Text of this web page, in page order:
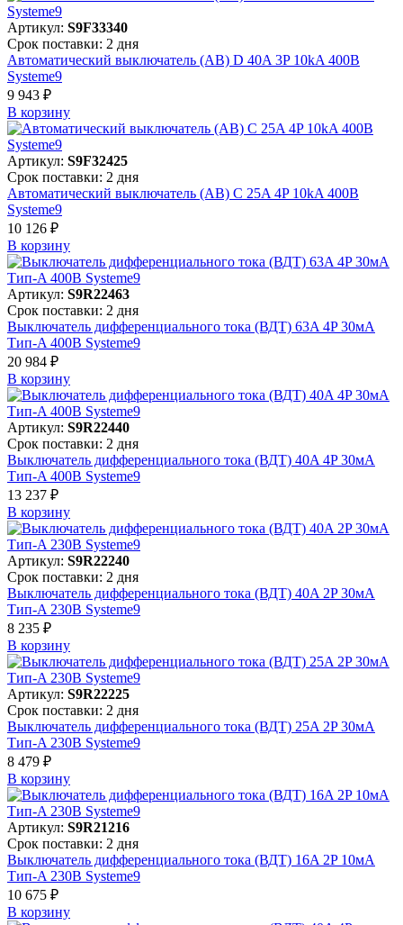
Артикул: S9F33340
Срок поставки: 2 дня
Автоматический выключатель (АВ) D 40A 3P 10kA 400В
Systeme9
9 943 ₽
В корзинy
Артикул: S9F32425
Срок поставки: 2 дня
Автоматический выключатель (АВ) C 25A 4P 10kA 400В
Systeme9
10 126 ₽
В корзинy
Артикул: S9R22463
Срок поставки: 2 дня
Выключатель дифференциального тока (ВДТ) 63A 4P 30мА
Тип-A 400В Systeme9
20 984 ₽
В корзинy
Артикул: S9R22440
Срок поставки: 2 дня
Выключатель дифференциального тока (ВДТ) 40A 4P 30мА
Тип-A 400В Systeme9
13 237 ₽
В корзинy
Артикул: S9R22240
Срок поставки: 2 дня
Выключатель дифференциального тока (ВДТ) 40A 2P 30мА
Тип-A 230В Systeme9
8 235 ₽
В корзинy
Артикул: S9R22225
Срок поставки: 2 дня
Выключатель дифференциального тока (ВДТ) 25A 2P 30мА
Тип-A 230В Systeme9
8 479 ₽
В корзинy
Артикул: S9R21216
Срок поставки: 2 дня
Выключатель дифференциального тока (ВДТ) 16A 2P 10мА
Тип-A 230В Systeme9
10 675 ₽
В корзинy